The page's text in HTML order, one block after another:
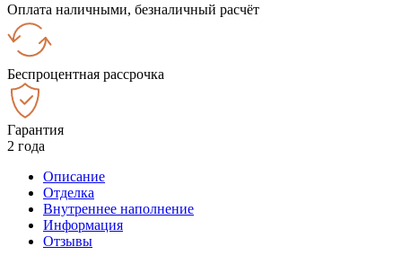
Оплата наличными, безналичный расчёт
Беспроцентная рассрочка
Гарантия
2 года
Описание
Отделка
Внутреннее наполнение
Информация
Отзывы